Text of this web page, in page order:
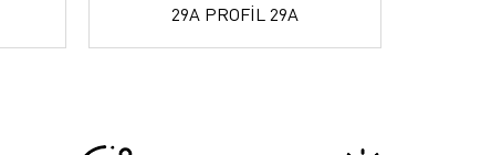
29A PROFİL 29A